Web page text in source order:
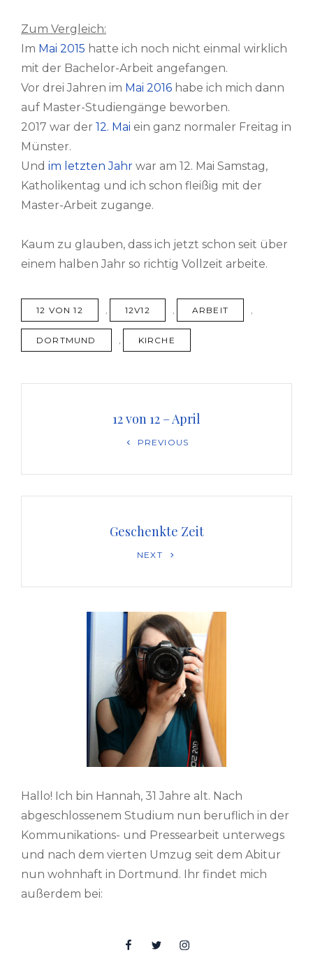
Zum Vergleich:
Im Mai 2015 hatte ich noch nicht einmal wirklich
mit der Bachelor-Arbeit angefangen.
Vor drei Jahren im Mai 2016 habe ich mich dann
auf Master-Studiengänge beworben.
2017 war der 12. Mai ein ganz normaler Freitag in
Münster.
Und im letzten Jahr war am 12. Mai Samstag,
Katholikentag und ich schon fleißig mit der
Master-Arbeit zugange.
Kaum zu glauben, dass ich jetzt schon seit über
einem halben Jahr so richtig Vollzeit arbeite.
TAGS12 VON 12 , 12V12 , ARBEIT ,
DORTMUND , KIRCHE
12 von 12 – April
PREVIOUS
Geschenkte Zeit
NEXT
Hallo! Ich bin Hannah, 31 Jahre alt. Nach
abgeschlossenem Studium nun beruflich in der
Kommunikations- und Pressearbeit unterwegs
und nach dem vierten Umzug seit dem Abitur
nun wohnhaft in Dortmund. Ihr findet mich
außerdem bei:
FacebookTwitterInsta